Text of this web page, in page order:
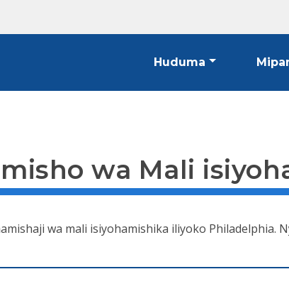
Huduma
wa Mali
wa mali isiyohamishika iliyoko Philadelphia.